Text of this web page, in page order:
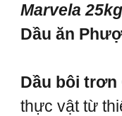
Marvela 25kg
Dầu ăn
Dầu bôi trơn
thực vật từ